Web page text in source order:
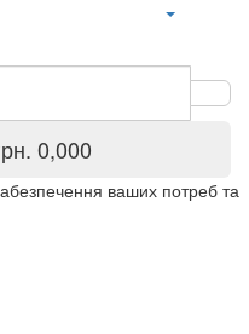
0,000
ваших потреб та